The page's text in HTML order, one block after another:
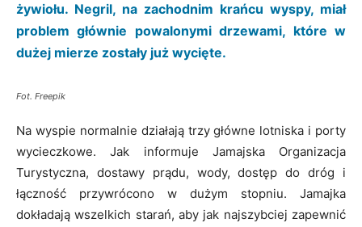
żywiołu. Negril, na zachodnim krańcu wyspy, miał
problem głównie powalonymi drzewami, które w
dużej mierze zostały już wycięte.
Fot. Freepik
Na wyspie normalnie działają trzy główne lotniska i porty
wycieczkowe. Jak informuje Jamajska Organizacja
Turystyczna, dostawy prądu, wody, dostęp do dróg i
łączność przywrócono w dużym stopniu. Jamajka
dokładają wszelkich starań, aby jak najszybciej zapewnić